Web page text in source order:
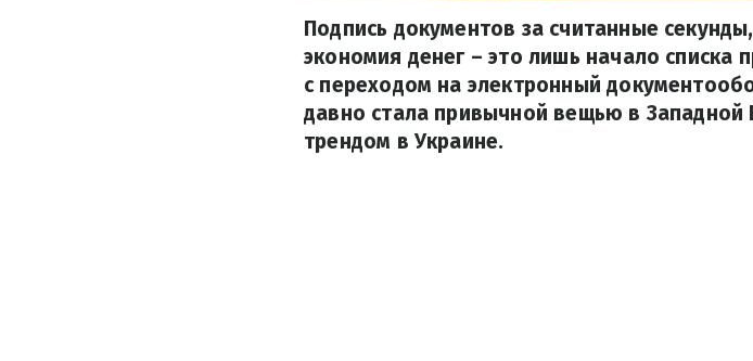
Подпись документов за считанные
экономия денег – это лишь начало списка
с переходом на электронный
давно стала привычной вещью в
трендом в Украине.